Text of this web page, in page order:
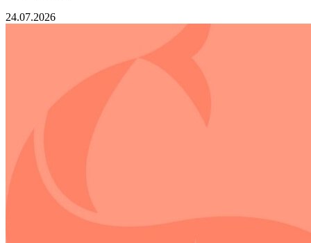
24.07.2026